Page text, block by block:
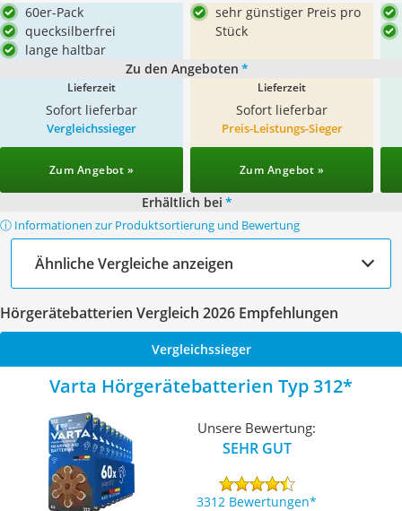
60er-Pack
quecksilberfrei
lange haltbar
sehr günstiger Preis pro
Stück
Zu den Angeboten *
Lieferzeit
Sofort lieferbar
Lieferzeit
Sofort lieferbar
Vergleichssieger
Zum Angebot »
Preis-Leistungs-Sieger
Zum Angebot »
Erhältlich bei *
ⓘ Informationen zur Produktsortierung und Bewertung
Ähnliche Vergleiche anzeigen
Hörgerätebatterien Vergleich 2026 Empfehlungen
Vergleichssieger
Varta Hörgerätebatterien Typ 312
Unsere Bewertung:
SEHR GUT
3312 Bewertungen